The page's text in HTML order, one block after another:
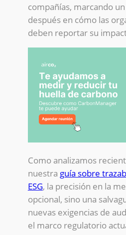
compañías, marcando
después en cómo las
deben reportar su
Como analizamos
nuestra guía sobre
ESG, la precisión en la
opcional, sino una
nuevas exigencias de
el marco regulatorio